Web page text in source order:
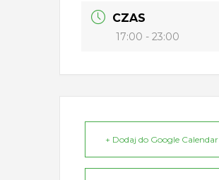
CZAS
17:00 - 23:00
+ Dodaj do Google Calendar